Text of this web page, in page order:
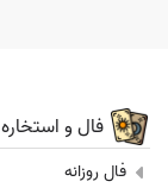
فال و استخاره
فال روزانه